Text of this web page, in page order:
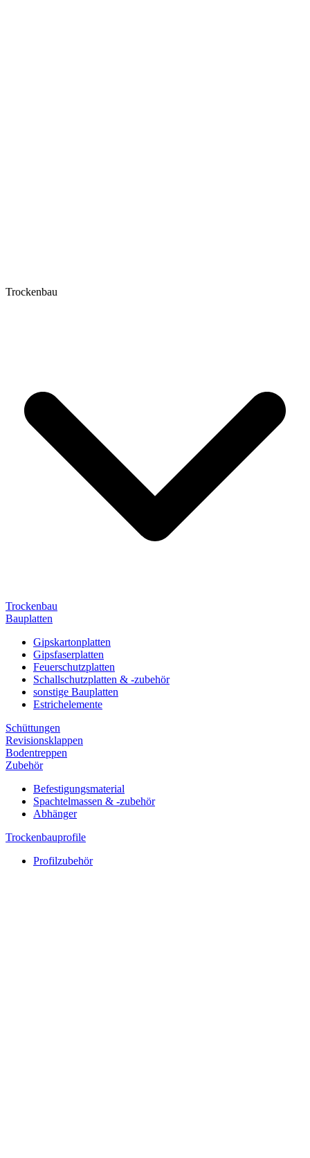
Trockenbau
Trockenbau
Bauplatten
Gipskartonplatten
Gipsfaserplatten
Feuerschutzplatten
Schallschutzplatten & -zubehör
sonstige Bauplatten
Estrichelemente
Schüttungen
Revisionsklappen
Bodentreppen
Zubehör
Befestigungsmaterial
Spachtelmassen & -zubehör
Abhänger
Trockenbauprofile
Profilzubehör